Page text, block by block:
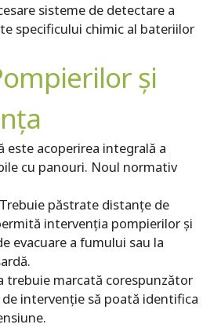
sisteme de detectare a
specificului chimic al bateriilor
și
este acoperirea integrală a
cu panouri. Noul normativ
Trebuie păstrate distanțe de
intervenția pompierilor și
evacuare a fumului sau la
trebuie marcată corespunzător
intervenție să poată identifica